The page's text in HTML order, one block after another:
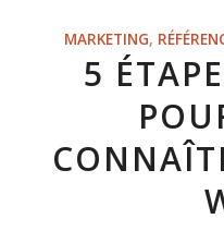
MARKETING,
5